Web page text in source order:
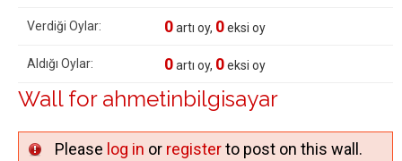
Verdiği Oylar: 0artı oy, 0eksi oy
Aldığı Oylar: 0artı oy, 0eksi oy
Wall for ahmetinbilgisayar
Please log in or registerto post on this wall.